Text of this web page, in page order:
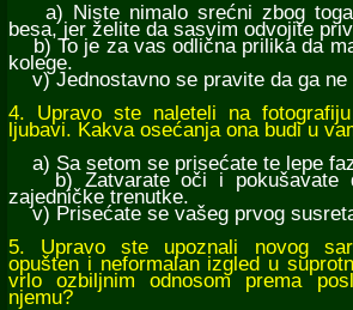
a) Niste nimalo srećni zbog
besa, jer želite da sasvim odvojite
b) To je za vas odlična prilika da
kolege.
v) Jednostavno se pravite da ga ne
4. Upravo ste naleteli na
ljubavi. Kakva osećanja ona budi u
a) Sa setom se prisećate te lepe
b) Zatvarate oči i pokušavate
zajedničke trenutke.
v) Prisećate se vašeg prvog
5. Upravo ste upoznali novog
opušten i neformalan izgled u
vrlo ozbiljnim odnosom prema
njemu?